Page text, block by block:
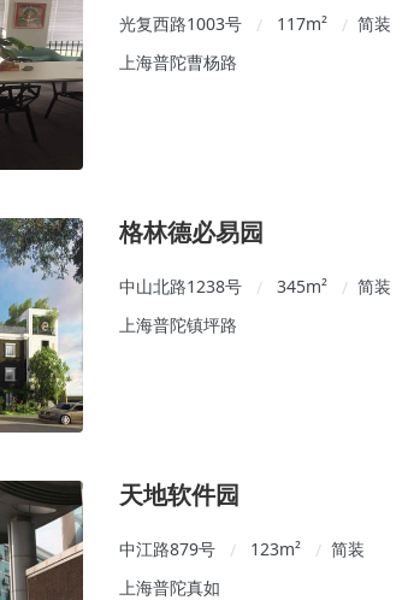
光复西路1003号 / 117m² / 简装
上海普陀曹杨路
格林德必易园
中山北路1238号 / 345m² / 简装
上海普陀镇坪路
天地软件园
中江路879号 / 123m² / 简装
上海普陀真如